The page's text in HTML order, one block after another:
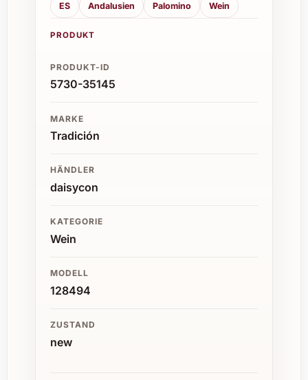
ES Andalusien Palomino Wein
PRODUKT
PRODUKT-ID
5730-35145
MARKE
Tradición
HÄNDLER
daisycon
KATEGORIE
Wein
MODELL
128494
ZUSTAND
new